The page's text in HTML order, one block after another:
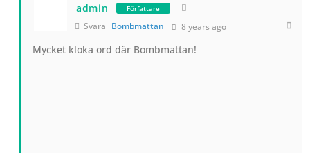
admin Författare
Svara Bombmattan 8 years ago
Mycket kloka ord där Bombmattan!